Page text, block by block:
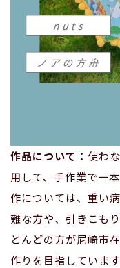
作品について： 使わ
用して、手作業で一
作については、重い
難な方や、引きこも
とんどの方が尼崎市
作りを目指しています